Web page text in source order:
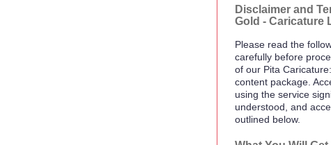
Disclaimer and
Gold - Caricature
Please read the
carefully before
of our Pita
content package.
using the service
understood, and
outlined below.